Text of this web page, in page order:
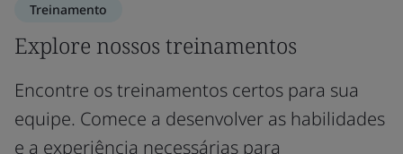
Treinamento
Explore nossos treinamentos
Encontre os treinamentos certos para sua
equipe. Comece a desenvolver as habilidades
e a experiência necessárias para